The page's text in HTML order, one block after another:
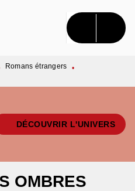
CONTENU
Romans étrangers
•
DÉCOUVRIR L'UNIVERS
OMBRES